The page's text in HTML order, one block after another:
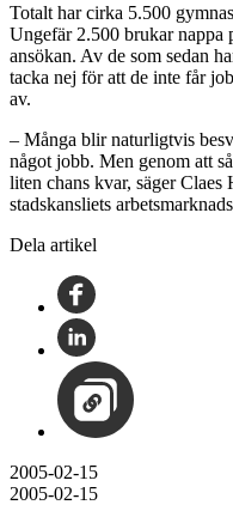
Totalt har cirka 5.500
Ungefär 2.500 brukar nappa
ansökan. Av de som sedan
tacka nej för att de inte får
av.
– Många blir naturligtvis
något jobb. Men genom att
liten chans kvar, säger
stadskansliets
Dela artikel
2005-02-15
2005-02-15